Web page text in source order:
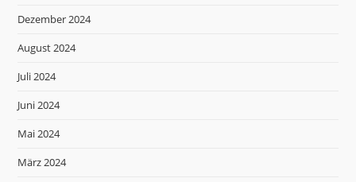
Dezember 2024
August 2024
Juli 2024
Juni 2024
Mai 2024
März 2024